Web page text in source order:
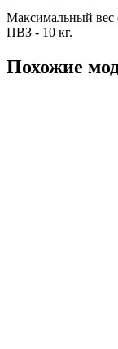
Максимальный вес
ПВЗ - 10 кг.
Похожие